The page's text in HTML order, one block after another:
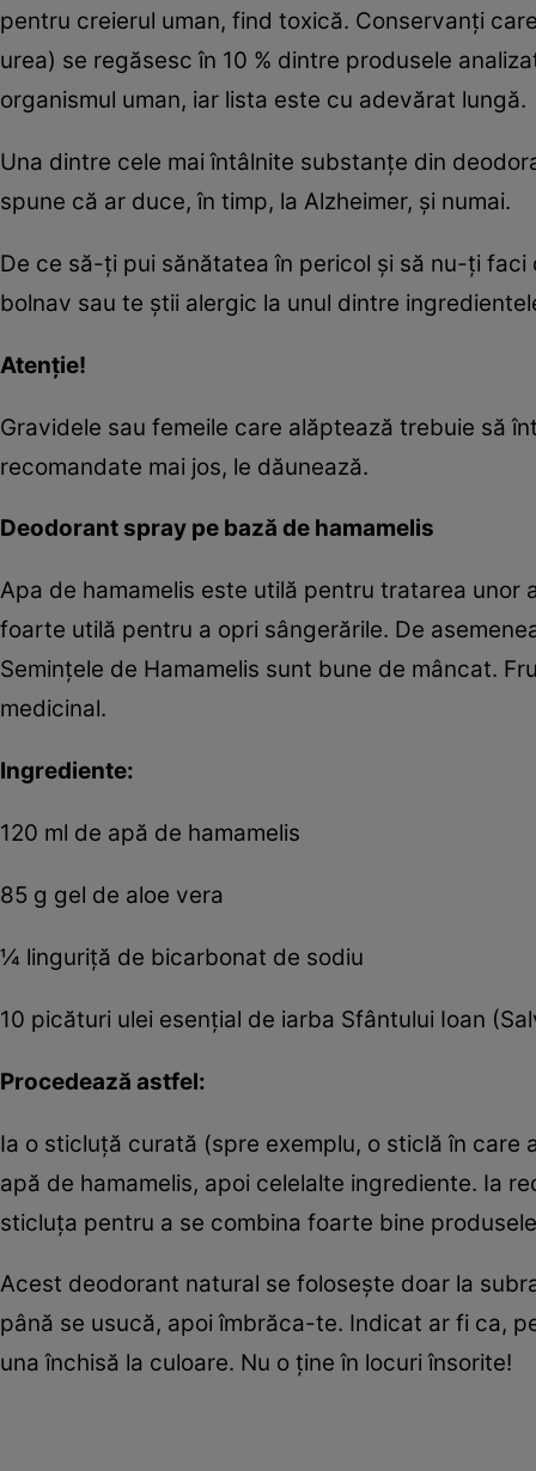
pentru creierul uman, find toxică. Conservanţi
urea) se regăsesc în 10 % dintre produsele
organismul uman, iar lista este cu adevărat lungă.
Una dintre cele mai întâlnite substanţe din
spune că ar duce, în timp, la Alzheimer, şi numai.
De ce să-ţi pui sănătatea în pericol şi să nu-ţi
bolnav sau te ştii alergic la unul dintre
Atenţie!
Gravidele sau femeile care alăptează trebuie să
recomandate mai jos, le dăunează.
Deodorant spray pe bază de hamamelis
Apa de hamamelis este utilă pentru tratarea
foarte utilă pentru a opri sângerările. De
Seminţele de Hamamelis sunt bune de mâncat.
medicinal.
Ingrediente:
120 ml de apă de hamamelis
85 g gel de aloe vera
¼ linguriţă de bicarbonat de sodiu
10 picături ulei esenţial de iarba Sfântului Ioan
Procedează astfel:
Ia o sticluţă curată (spre exemplu, o sticlă în
apă de hamamelis, apoi celelalte ingrediente. Ia
sticluţa pentru a se combina foarte bine
Acest deodorant natural se foloseşte doar la
până se usucă, apoi îmbrăca-te. Indicat ar fi ca,
una închisă la culoare. Nu o ţine în locuri însorite!